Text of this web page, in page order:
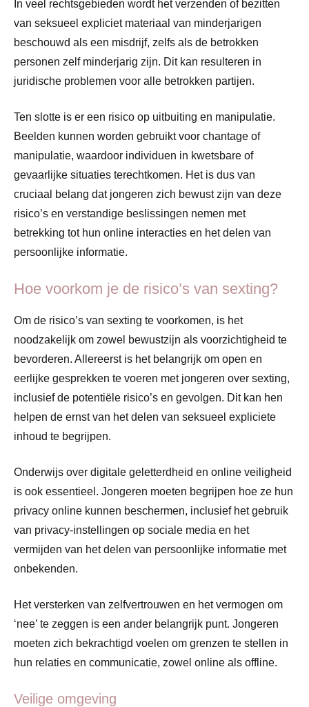
In veel rechtsgebieden wordt het verzenden of bezitten
van seksueel expliciet materiaal van minderjarigen
beschouwd als een misdrijf, zelfs als de betrokken
personen zelf minderjarig zijn. Dit kan resulteren in
juridische problemen voor alle betrokken partijen.
Ten slotte is er een risico op uitbuiting en manipulatie.
Beelden kunnen worden gebruikt voor chantage of
manipulatie, waardoor individuen in kwetsbare of
gevaarlijke situaties terechtkomen. Het is dus van
cruciaal belang dat jongeren zich bewust zijn van deze
risico’s en verstandige beslissingen nemen met
betrekking tot hun online interacties en het delen van
persoonlijke informatie.
Hoe voorkom je de risico’s van sexting?
Om de risico’s van sexting te voorkomen, is het
noodzakelijk om zowel bewustzijn als voorzichtigheid te
bevorderen. Allereerst is het belangrijk om open en
eerlijke gesprekken te voeren met jongeren over sexting,
inclusief de potentiële risico’s en gevolgen. Dit kan hen
helpen de ernst van het delen van seksueel expliciete
inhoud te begrijpen.
Onderwijs over digitale geletterdheid en online veiligheid
is ook essentieel. Jongeren moeten begrijpen hoe ze hun
privacy online kunnen beschermen, inclusief het gebruik
van privacy-instellingen op sociale media en het
vermijden van het delen van persoonlijke informatie met
onbekenden.
Het versterken van zelfvertrouwen en het vermogen om
‘nee’ te zeggen is een ander belangrijk punt. Jongeren
moeten zich bekrachtigd voelen om grenzen te stellen in
hun relaties en communicatie, zowel online als offline.
Veilige omgeving